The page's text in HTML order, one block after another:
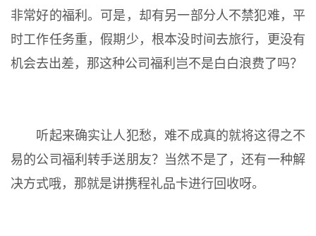
非常好的福利。可是，却有另一部分人不禁犯难，平
时工作任务重，假期少，根本没时间去旅行，更没有
机会去出差，那这种公司福利岂不是白白浪费了吗？
听起来确实让人犯愁，难不成真的就将这得之不
易的公司福利转手送朋友？当然不是了，还有一种解
决方式哦，那就是讲携程礼品卡进行回收呀。